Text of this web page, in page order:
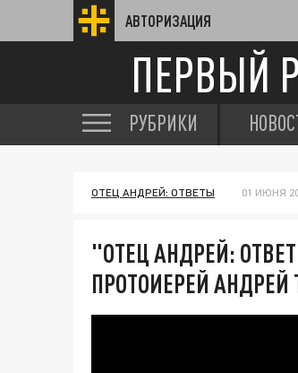
АВТОРИЗАЦИЯ
ПЕРВЫЙ
РУБРИКИ
ОТЕЦ АНДРЕЙ: ОТВЕТЫ 01 ИЮНЯ
"ОТЕЦ АНДРЕЙ:
ПРОТОИЕРЕЙ АНДРЕЙ